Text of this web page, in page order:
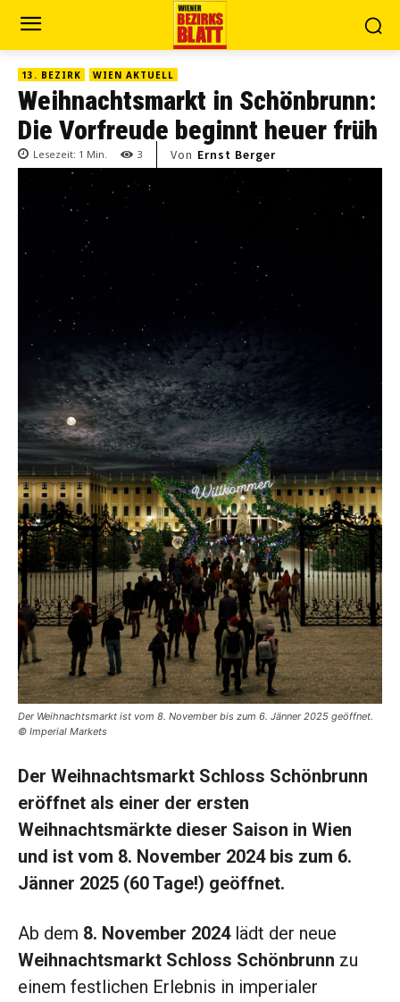
13. BEZIRK WIEN AKTUELL
Weihnachtsmarkt in Schönbrunn:
Die Vorfreude beginnt heuer früh
Lesezeit: 1 Min. 3 Von Ernst Berger
Der Weihnachtsmarkt ist vom 8. November bis zum 6. Jänner 2025 geöffnet.
© Imperial Markets
Der Weihnachtsmarkt Schloss Schönbrunn
eröffnet als einer der ersten
Weihnachtsmärkte dieser Saison in Wien
und ist vom 8. November 2024 bis zum 6.
Jänner 2025 (60 Tage!) geöffnet.
Ab dem 8. November 2024 lädt der neue
Weihnachtsmarkt Schloss Schönbrunn zu
einem festlichen Erlebnis in imperialer